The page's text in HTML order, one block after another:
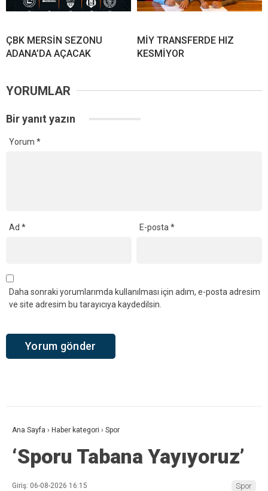
ÇBK MERSİN SEZONU
ADANA’DA AÇACAK
MİY TRANSFERDE HIZ
KESMİYOR
YORUMLAR
Bir yanıt yazın
Yorum *
Ad * E-posta*
Daha sonraki yorumlarımda kullanılması için adım, e-posta adresim
ve site adresim bu tarayıcıya kaydedilsin.
Ana Sayfa › Haber kategori › Spor
‘Sporu Tabana Yayıyoruz’
Giriş: 06-08-2026 16:15
Spor